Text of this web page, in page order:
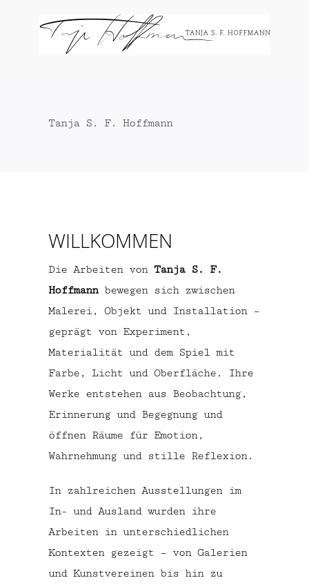
Tanja S. F. Hoffmann
WILLKOMMEN
Die Arbeiten von Tanja S. F.
Hoffmannbewegen sich zwischen
Malerei, Objekt und Installation –
geprägt von Experiment,
Materialität und dem Spiel mit
Farbe, Licht und Oberfläche. Ihre
Werke entstehen aus Beobachtung,
Erinnerung und Begegnung und
öffnen Räume für Emotion,
Wahrnehmung und stille Reflexion.
In zahlreichen Ausstellungen im
In- und Ausland wurden ihre
Arbeiten in unterschiedlichen
Kontexten gezeigt – von Galerien
und Kunstvereinen bis hin zu